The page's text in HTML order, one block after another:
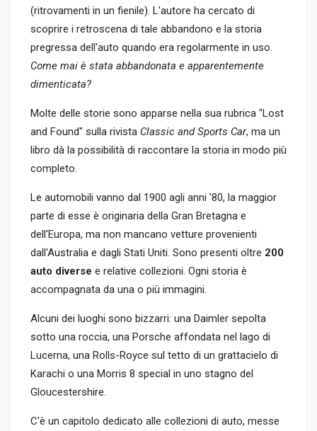
(ritrovamenti in un fienile). L'autore ha cercato di
scoprire i retroscena di tale abbandono e la storia
pregressa dell'auto quando era regolarmente in uso.
Come mai è stata abbandonata e apparentemente
dimenticata?
Molte delle storie sono apparse nella sua rubrica "Lost
and Found" sulla rivista Classic and Sports Car, ma un
libro dà la possibilità di raccontare la storia in modo più
completo.
Le automobili vanno dal 1900 agli anni '80, la maggior
parte di esse è originaria della Gran Bretagna e
dell'Europa, ma non mancano vetture provenienti
dall'Australia e dagli Stati Uniti. Sono presenti oltre 200
auto diverse e relative collezioni. Ogni storia è
accompagnata da una o più immagini.
Alcuni dei luoghi sono bizzarri: una Daimler sepolta
sotto una roccia, una Porsche affondata nel lago di
Lucerna, una Rolls-Royce sul tetto di un grattacielo di
Karachi o una Morris 8 special in uno stagno del
Gloucestershire.
C'è un capitolo dedicato alle collezioni di auto, messe